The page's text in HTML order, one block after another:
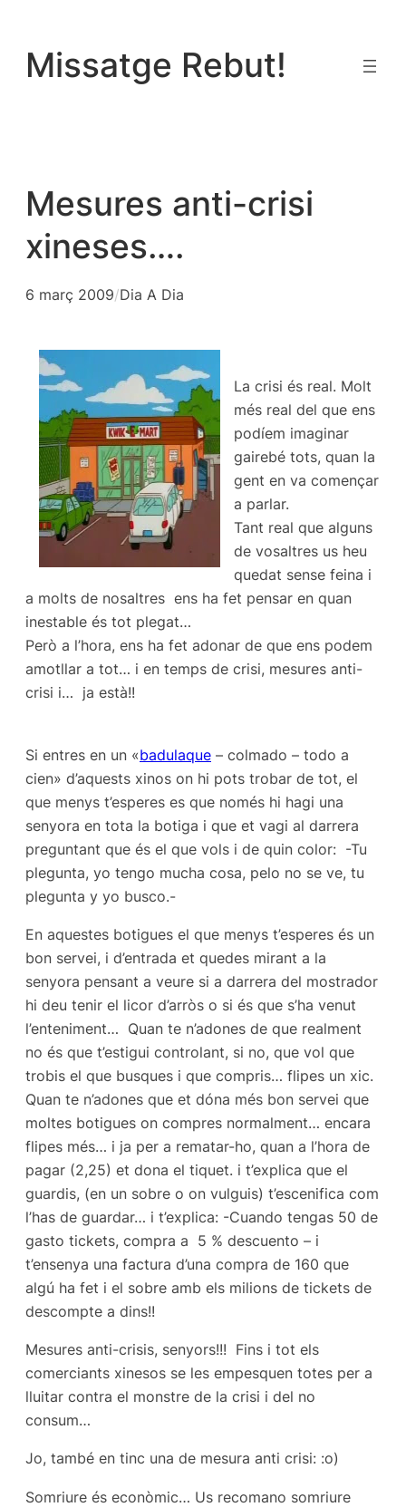
contingut
Missatge Rebut!
Mesures anti-crisi
xineses….
6 març 2009/Dia A Dia
La crisi és real. Molt
més real del que ens
podíem imaginar
gairebé tots, quan la
gent en va començar
a parlar.
Tant real que alguns
de vosaltres us heu
quedat sense feina i
a molts de nosaltres ens ha fet pensar en quan
inestable és tot plegat…
Però a l’hora, ens ha fet adonar de que ens podem
amotllar a tot… i en temps de crisi, mesures anti-
crisi i… ja està!!
Si entres en un «badulaque – colmado – todo a
cien» d’aquests xinos on hi pots trobar de tot, el
que menys t’esperes es que només hi hagi una
senyora en tota la botiga i que et vagi al darrera
preguntant que és el que vols i de quin color: -Tu
plegunta, yo tengo mucha cosa, pelo no se ve, tu
plegunta y yo busco.-
En aquestes botigues el que menys t’esperes és un
bon servei, i d’entrada et quedes mirant a la
senyora pensant a veure si a darrera del mostrador
hi deu tenir el licor d’arròs o si és que s’ha venut
l’enteniment… Quan te n’adones de que realment
no és que t’estigui controlant, si no, que vol que
trobis el que busques i que compris… flipes un xic.
Quan te n’adones que et dóna més bon servei que
moltes botigues on compres normalment… encara
flipes més… i ja per a rematar-ho, quan a l’hora de
pagar (2,25) et dona el tiquet. i t’explica que el
guardis, (en un sobre o on vulguis) t’escenifica com
l’has de guardar… i t’explica: -Cuando tengas 50 de
gasto tickets, compra a 5 % descuento – i
t’ensenya una factura d’una compra de 160 que
algú ha fet i el sobre amb els milions de tickets de
descompte a dins!!
Mesures anti-crisis, senyors!!! Fins i tot els
comerciants xinesos se les empesquen totes per a
lluitar contra el monstre de la crisi i del no
consum…
Jo, també en tinc una de mesura anti crisi: :o)
Somriure és econòmic… Us recomano somriure